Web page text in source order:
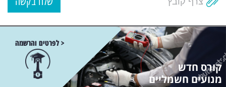
< לפרטים והרשמה
קורס חדש
מנועים חשמליים